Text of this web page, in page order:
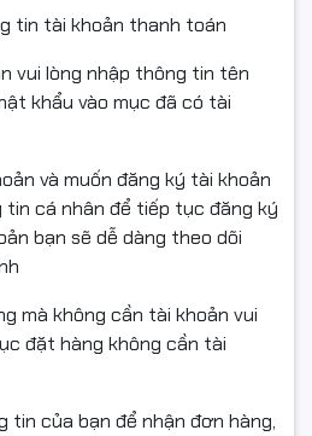
13 với 10 nhân 16 luồng,
Cấu hình này đáp ứng tốt các
làm việc với dữ liệu lớn, chỉnh
động nhanh và truy xuất dữ
tin tài khoản thanh toán
vui lòng nhập thông tin tên
khẩu vào mục đã có tài
và muốn đăng ký tài khoản
tin cá nhân để tiếp tục đăng ký
bạn sẽ dễ dàng theo dõi
mà không cần tài khoản vui
đặt hàng không cần tài
tin của bạn để nhận đơn hàng,